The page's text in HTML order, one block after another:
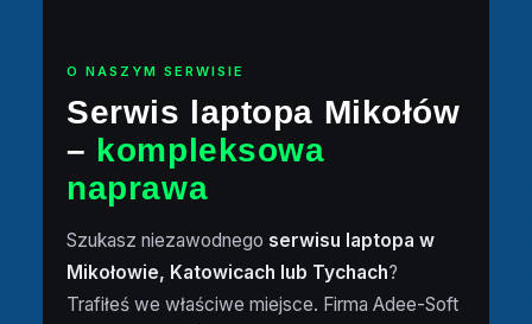
O NASZYM SERWISIE
Serwis laptopa Mikołów
– kompleksowa
naprawa
Szukasz niezawodnego serwisu laptopa w
Mikołowie, Katowicach lub Tychach?
Trafiłeś we właściwe miejsce. Firma Adee-Soft